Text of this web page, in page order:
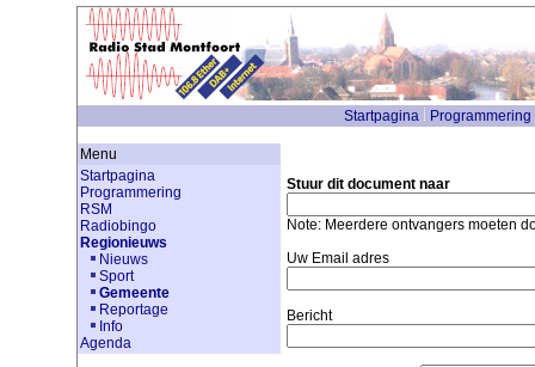
Startpagina Programmering
Menu
Startpagina
Programmering
RSM
Radiobingo
Regionieuws
Nieuws
Sport
Gemeente
Reportage
Info
Agenda
Stuur dit document naar
Note: Meerdere ontvangers moeten
Uw Email adres
Bericht